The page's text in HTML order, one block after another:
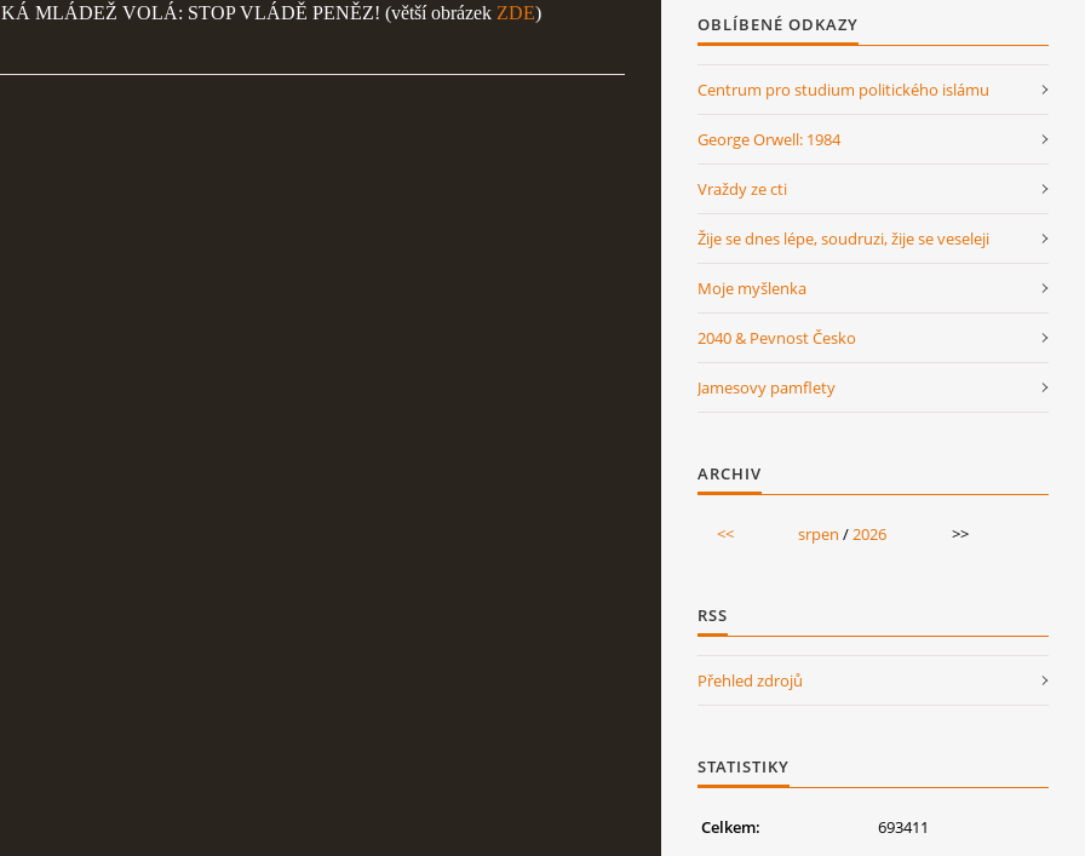
MLÁDEŽ VOLÁ: STOP VLÁDĚ PENĚZ! (větší obrázek ZDE)
OBLÍBENÉ ODKAZY
Centrum pro studium politického islámu
George Orwell: 1984
Vraždy ze cti
Žije se dnes lépe, soudruzi, žije se veseleji
Moje myšlenka
2040 & Pevnost Česko
Jamesovy pamflety
ARCHIV
<< srpen /2026 >>
RSS
Přehled zdrojů
STATISTIKY
Celkem:
693411